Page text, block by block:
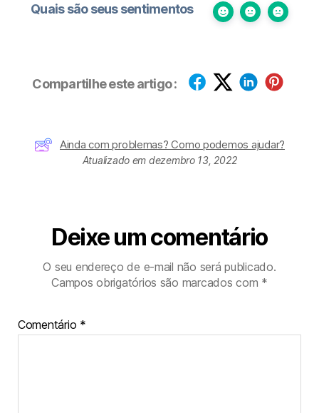
Quais são seus sentimentos
Compartilhe este artigo :
Ainda com problemas? Como podemos ajudar?
Atualizado em dezembro 13, 2022
Deixe um comentário
O seu endereço de e-mail não será publicado.
Campos obrigatórios são marcados com *
Comentário *